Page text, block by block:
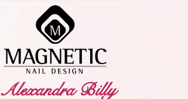
Alexandra Billy